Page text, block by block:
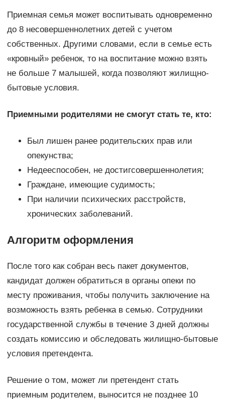
Приемная семья может воспитывать одновременно
до 8 несовершеннолетних детей с учетом
собственных. Другими словами, если в семье есть
«кровный» ребенок, то на воспитание можно взять
не больше 7 малышей, когда позволяют жилищно-
бытовые условия.
Приемными родителями не смогут стать те, кто:
Был лишен ранее родительских прав или
опекунства;
Недееспособен, не достигсовершеннолетия;
Граждане, имеющие судимость;
При наличии психических расстройств,
хронических заболеваний.
Алгоритм оформления
После того как собран весь пакет документов,
кандидат должен обратиться в органы опеки по
месту проживания, чтобы получить заключение на
возможность взять ребенка в семью. Сотрудники
государственной службы в течение 3 дней должны
создать комиссию и обследовать жилищно-бытовые
условия претендента.
Решение о том, может ли претендент стать
приемным родителем, выносится не позднее 10